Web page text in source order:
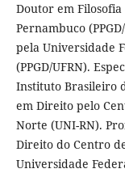
Doutor em
Pernambuco
pela Universidade
(PPGD/UFRN).
Instituto Brasileiro
em Direito pelo
Norte (UNI-RN).
Direito do Centro
Universidade